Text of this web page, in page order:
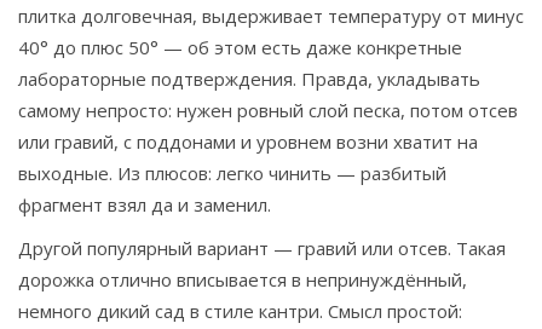
плитка долговечная, выдерживает температуру от минус
40° до плюс 50° — об этом есть даже конкретные
лабораторные подтверждения. Правда, укладывать
самому непросто: нужен ровный слой песка, потом отсев
или гравий, с поддонами и уровнем возни хватит на
выходные. Из плюсов: легко чинить — разбитый
фрагмент взял да и заменил.
Другой популярный вариант — гравий или отсев. Такая
дорожка отлично вписывается в непринуждённый,
немного дикий сад в стиле кантри. Смысл простой: